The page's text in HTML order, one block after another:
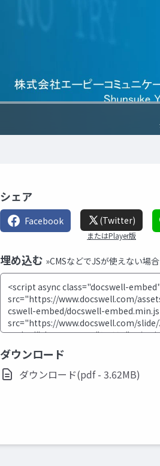
シェア
Facebook (Twitter)
またはPlayer版
埋め込む »CMSなどでJSが使えない場合
ダウンロード
ダウンロード(pdf - 3.62MB)